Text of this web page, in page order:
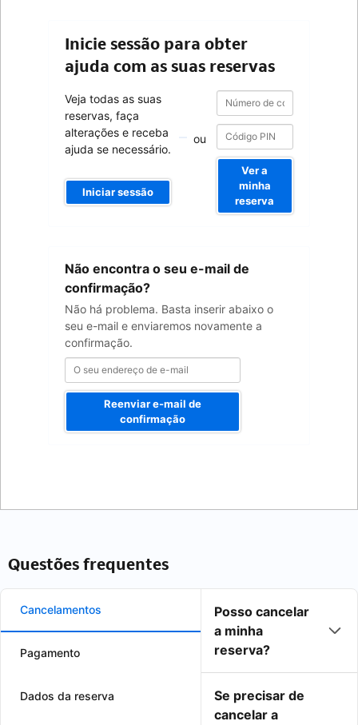
Inicie sessão para obter
ajuda com as suas reservas
Veja todas as suas
reservas, faça
alterações e receba
ajuda se necessário.
Iniciar sessão
ou
Número
de
confirmação
Número
confirmação
Ver a
minha
reserva
Não encontra o seu e-mail de
confirmação?
Não há problema. Basta inserir abaixo o
seu e-mail e enviaremos novamente a
confirmação.
endereço
Reenviar e-mail de
confirmação
Questões frequentes
Cancelamentos
Pagamento
Dados da reserva
Posso cancelar
a minha
reserva?
Se precisar de
cancelar a